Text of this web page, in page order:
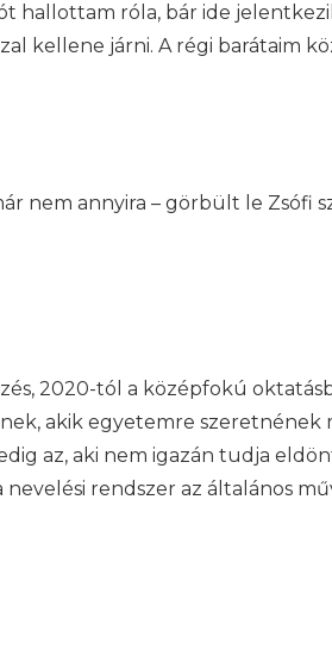
hallottam róla, bár ide
kellene járni. A régi barátaim
nem annyira – görbült le Zsófi
2020-tól a középfokú
akik egyetemre szeretnének
az, aki nem igazán tudja
rendszer az általános